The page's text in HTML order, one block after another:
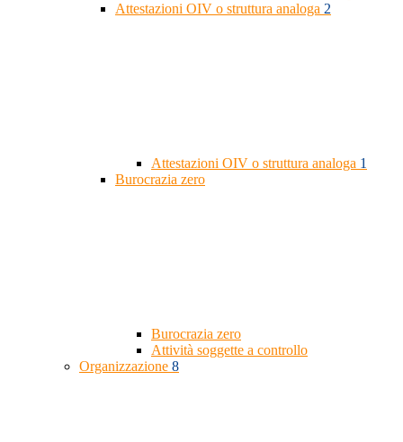
Attestazioni OIV o struttura analoga 2
Attestazioni OIV o struttura analoga 1
Burocrazia zero
Burocrazia zero
Attività soggette a controllo
Organizzazione 8